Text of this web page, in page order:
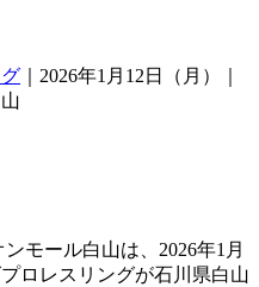
2026年1月12日（月）｜
モール白山は、2026年1月
ロレスリングが石川県白山